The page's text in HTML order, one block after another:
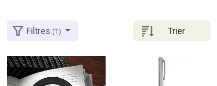
Trier
Filtres(1)